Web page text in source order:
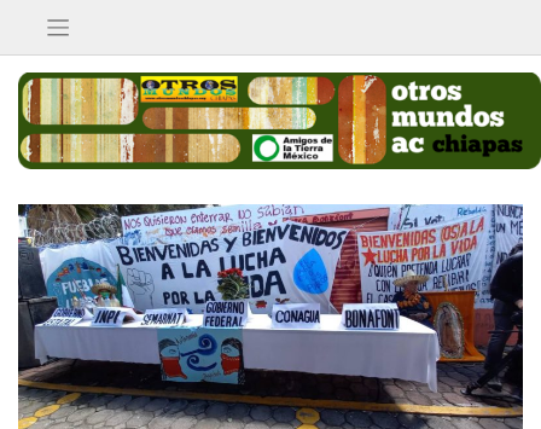
contenido